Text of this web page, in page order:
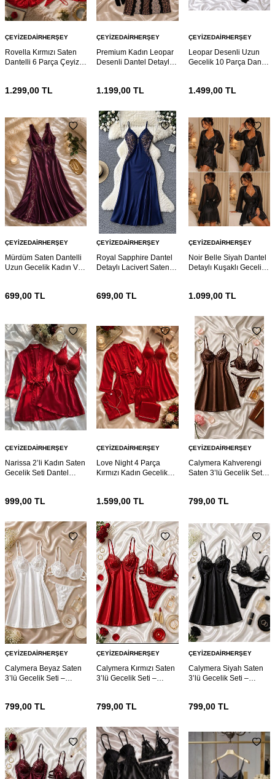
ÇEYIZEDAIRHERŞEY
Rovella Kırmızı Saten
Dantelli 6 Parça Çeyiz
1.299,00 TL
ÇEYIZEDAIRHERŞEY
Premium Kadın Leopar
Desenli Dantel Detaylı 6
1.199,00 TL
ÇEYIZEDAIRHERŞEY
Leopar Desenli Uzun
Gecelik 10 Parça Dantel
1.499,00TL
ÇEYIZEDAIRHERŞEY
Mürdüm Saten Dantelli
Uzun Gecelik Kadın V
699,00 TL
ÇEYIZEDAIRHERŞEY
Royal Sapphire Dantel
Detaylı Lacivert Saten
7208
699,00 TL
ÇEYIZEDAIRHERŞEY
Noir Belle Siyah Dantel
Detaylı Kuşaklı Gecelik
1.099,00TL
ÇEYIZEDAIRHERŞEY
Narissa 2’li Kadın Saten
Gecelik Seti Dantel
999,00 TL
ÇEYIZEDAIRHERŞEY
Love Night 4 Parça
Kırmızı Kadın Gecelik
1.599,00 TL
ÇEYIZEDAIRHERŞEY
Calymera Kahverengi
Saten 3’lü Gecelik Seti –
799,00TL
ÇEYIZEDAIRHERŞEY
Calymera Beyaz Saten
3’lü Gecelik Seti –
799,00 TL
ÇEYIZEDAIRHERŞEY
Calymera Kırmızı Saten
3’lü Gecelik Seti –
799,00 TL
ÇEYIZEDAIRHERŞEY
Calymera Siyah Saten
3’lü Gecelik Seti –
799,00TL